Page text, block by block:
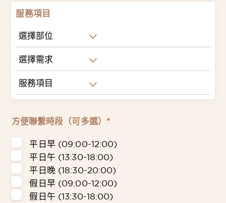
服務項目
選擇部位
選擇需求
服務項目
方便聯繫時段（可多選）*
平日早 (09:00-12:00)
平日午 (13:30-18:00)
平日晚 (18:30-20:00)
假日早 (09:00-12:00)
假日午 (13:30-18:00)